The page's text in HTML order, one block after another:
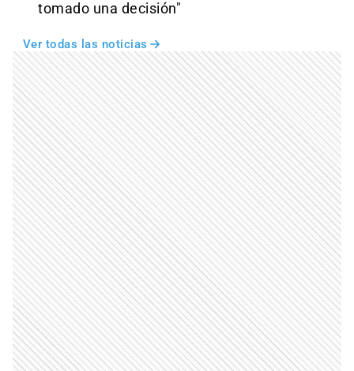
tomado una decisión"
Ver todas las noticias